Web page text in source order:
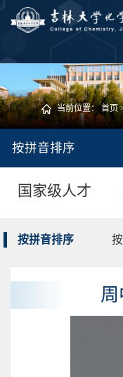
当前位置：首页
按拼音排序
国家级人才
按拼音排序